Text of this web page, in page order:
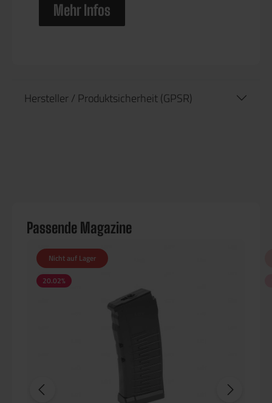
Mehr Infos
Hersteller / Produktsicherheit (GPSR)
Passende Magazine
Nicht auf Lager
20.02%